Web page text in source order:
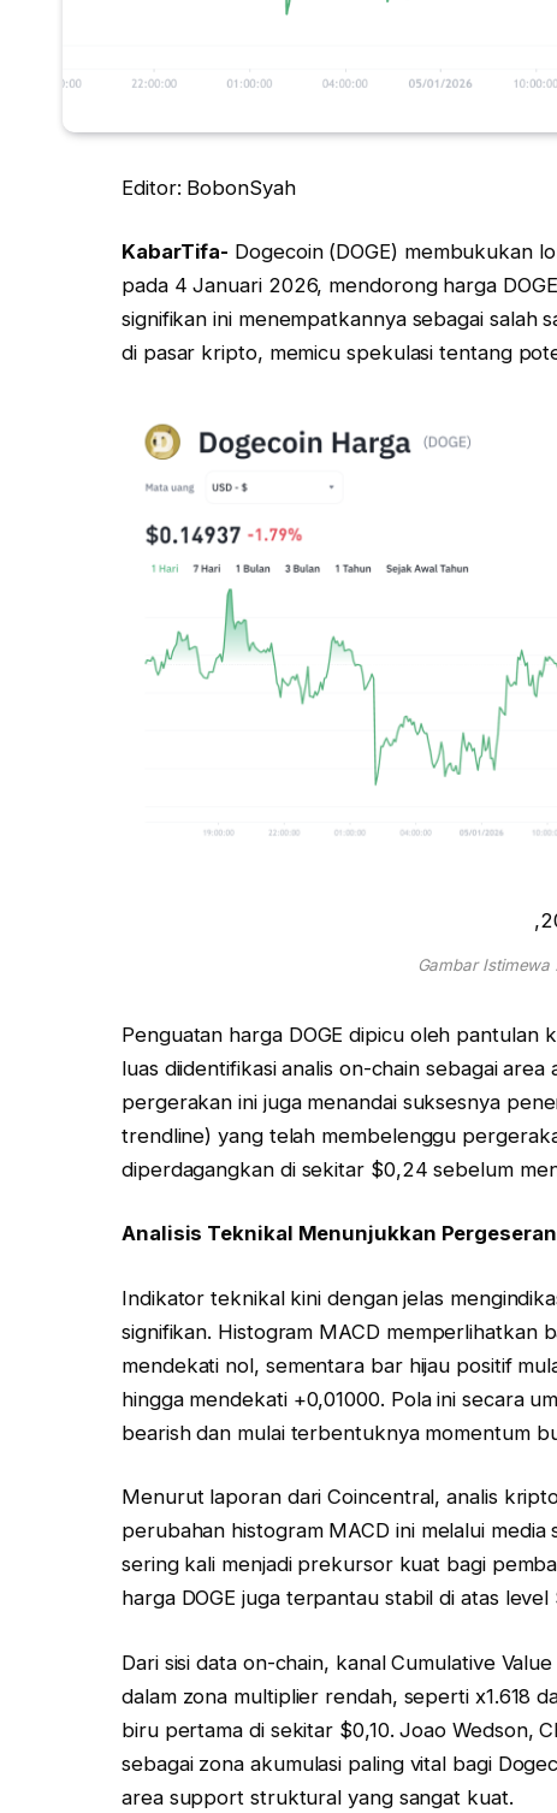
Editor: BobonSyah
KabarTifa- Dogecoin (DOGE) membukukan
pada 4 Januari 2026, mendorong harga
signifikan ini menempatkannya sebagai salah
di pasar kripto, memicu spekulasi tentang
Gambar
Penguatan harga DOGE dipicu oleh pantulan
luas diidentifikasi analis on-chain sebagai
pergerakan ini juga menandai suksesnya
trendline) yang telah membelenggu
diperdagangkan di sekitar $0,24 sebelum
Analisis Teknikal Menunjukkan
Indikator teknikal kini dengan jelas
signifikan. Histogram MACD memperlihatkan
mendekati nol, sementara bar hijau positif
hingga mendekati +0,01000. Pola ini secara
bearish dan mulai terbentuknya momentum
Menurut laporan dari Coincentral, analis
perubahan histogram MACD ini melalui
sering kali menjadi prekursor kuat bagi
harga DOGE juga terpantau stabil di atas
Dari sisi data on-chain, kanal Cumulative
dalam zona multiplier rendah, seperti x1.618
biru pertama di sekitar $0,10. Joao Wedson,
sebagai zona akumulasi paling vital bagi
area support struktural yang sangat kuat.